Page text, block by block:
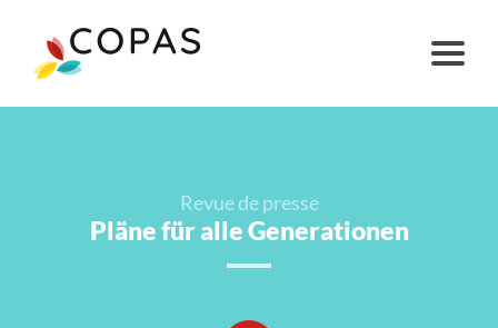
Revue de presse
Pläne für alle Generationen